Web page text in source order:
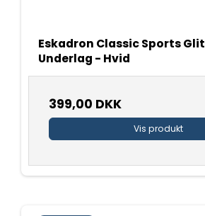
Eskadron Classic Sports
Underlag - Hvid
399,00 DKK
Vis produkt